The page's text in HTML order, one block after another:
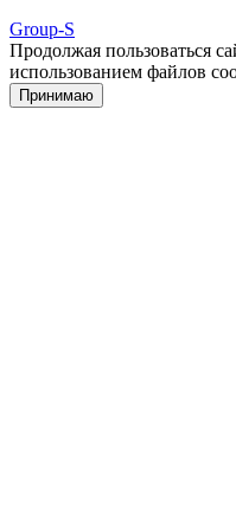
Group-S
Продолжая пользоваться
использованием файлов
Принимаю